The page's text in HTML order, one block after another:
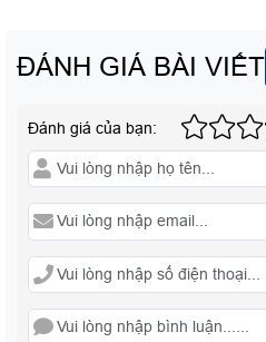
ĐÁNH GIÁ BÀI VIẾT
Đánh giá của bạn: